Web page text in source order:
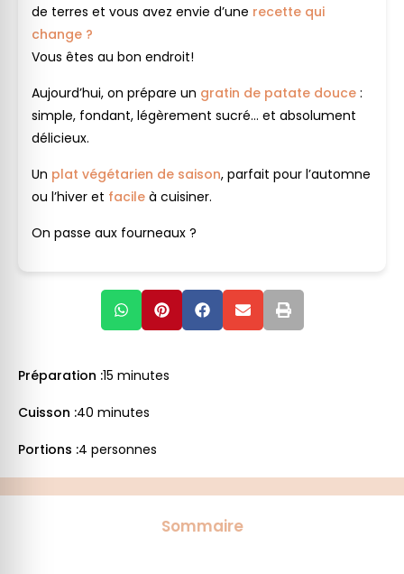
de terres et vous avez envie d’une recette qui
change ?
Vous êtes au bon endroit!
Aujourd’hui, on prépare un gratin de patate douce :
simple, fondant, légèrement sucré… et absolument
délicieux.
Un plat végétarien de saison, parfait pour l’automne
ou l’hiver et facile à cuisiner.
On passe aux fourneaux ?
Préparation :15 minutes
Cuisson :40 minutes
Portions :4 personnes
Sommaire